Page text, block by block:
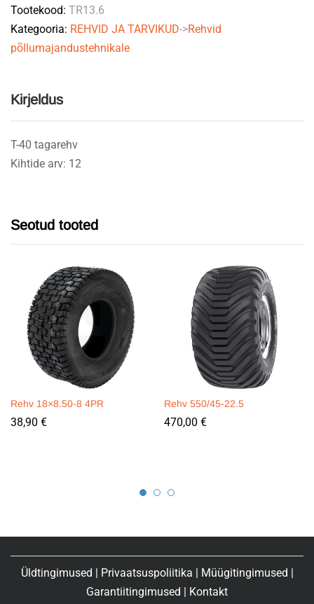
T-
40
tagumine
Tootekood: TR13.6
Kategooria: REHVID JA TARVIKUD->Rehvid
põllumajandustehnikale
Kirjeldus
T-40 tagarehv
Kihtide arv: 12
Seotud tooted
Rehv 18×8.50-8 4PR
38,90 €
Rehv 550/45-22.5
470,00 €
Üldtingimused Privaatsuspoliitika Müügitingimused
Garantiitingimused
Kontakt